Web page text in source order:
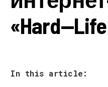
«Hard—Life
In this article: